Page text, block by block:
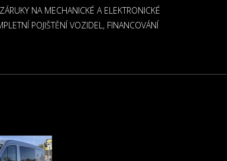
NA MECHANICKÉ A ELEKTRONICKÉ
POJIŠTĚNÍ VOZIDEL, FINANCOVÁNÍ